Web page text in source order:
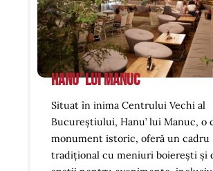
Hanu’ lui Manuc
Situat în inima Centrului Vechi al
Bucureștiului, Hanu’ lui Manuc, o
monument istoric, oferă un cadru
tradițional cu meniuri boierești și